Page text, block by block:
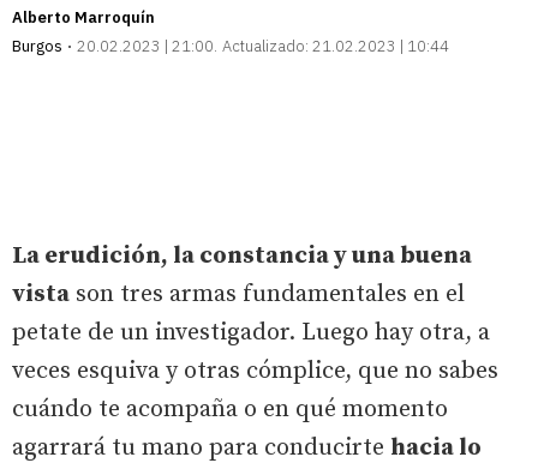
Alberto Marroquín
Burgos
20.02.2023 | 21:00 Actualizado: 21.02.2023 | 10:44
La erudición, la constancia y una buena
vista son tres armas fundamentales en el
petate de un investigador. Luego hay otra, a
veces esquiva y otras cómplice, que no sabes
cuándo te acompaña o en qué momento
agarrará tu mano para conducirte hacia lo